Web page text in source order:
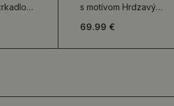
s motívom Hrdzavý
69.99 €